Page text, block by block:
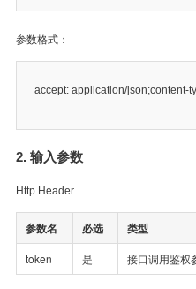
参数格式：
accept: application/json;content-
2. 输入参数
Http Header
参数名 必选 类型
token 是 接口调用鉴权